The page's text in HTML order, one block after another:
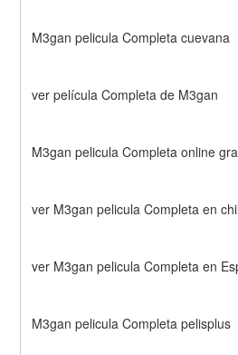
M3gan pelicula Completa cuevana
ver película Completa de M3gan
M3gan pelicula Completa online
ver M3gan pelicula Completa en
ver M3gan pelicula Completa en
M3gan pelicula Completa pelisplus